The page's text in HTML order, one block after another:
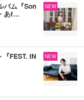
バム『Son
あf…
NEW
FEST. IN
NEW